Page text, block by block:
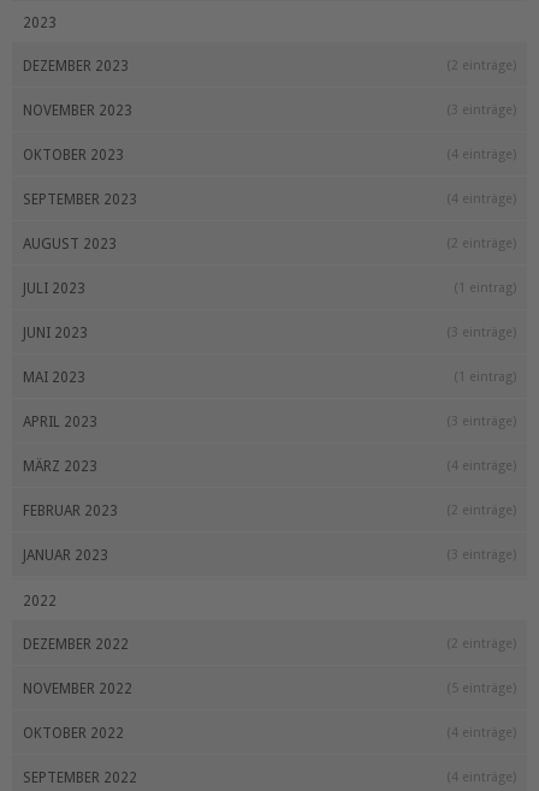
2023
DEZEMBER 2023 (2 einträge)
NOVEMBER 2023 (3 einträge)
OKTOBER 2023 (4 einträge)
SEPTEMBER 2023 (4 einträge)
AUGUST 2023 (2 einträge)
JULI 2023 (1 eintrag)
JUNI 2023 (3 einträge)
MAI 2023 (1 eintrag)
APRIL 2023 (3 einträge)
MÄRZ 2023 (4 einträge)
FEBRUAR 2023 (2 einträge)
JANUAR 2023 (3 einträge)
2022
DEZEMBER 2022 (2 einträge)
NOVEMBER 2022 (5 einträge)
OKTOBER 2022 (4 einträge)
SEPTEMBER 2022 (4 einträge)